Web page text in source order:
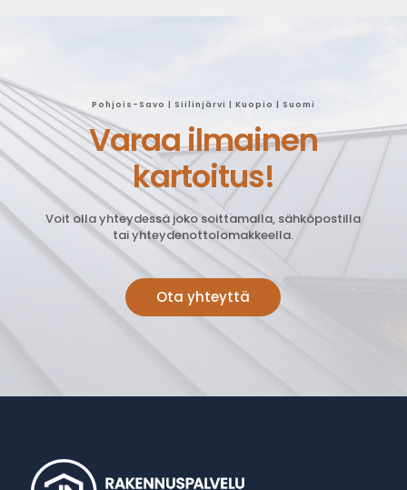
Pohjois-Savo | Siilinjärvi | Kuopio | Suomi
Varaa ilmainen
kartoitus!
Voit olla yhteydessä joko soittamalla, sähköpostilla
tai yhteydenottolomakkeella.
Ota yhteyttä